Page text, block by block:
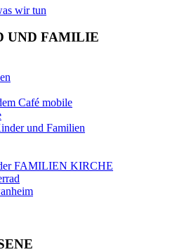
wir tun
UND FAMILIE
Café mobile
und Familien
FAMILIEN KIRCHE